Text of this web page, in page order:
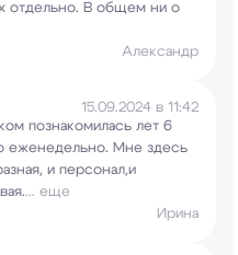
отдельно. В общем ни о
Александр
15.09.2024 в 11:42
познакомилась лет 6
еженедельно. Мне здесь
и персонал,и
... еще
Ирина